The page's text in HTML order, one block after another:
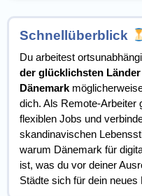
Schnellüberblick
Du arbeitest
der glücklichsten
Dänemark
dich. Als Remote-Arbeiter
flexiblen Jobs und
skandinavischen
warum Dänemark für
ist, was du vor deiner
Städte sich für dein